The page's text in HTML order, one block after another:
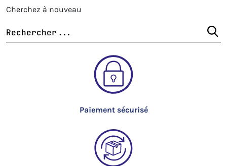
saison pour être tendance et avoir chaud. Craquez
Cherchez à nouveau
Paiement sécurisé